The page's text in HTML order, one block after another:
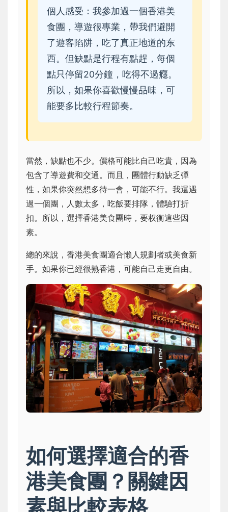
個人感受：我參加過一個香港美
食團，導遊很專業，帶我們避開
了遊客陷阱，吃了真正地道的东
西。但缺點是行程有點趕，每個
點只停留20分鐘，吃得不過癮。
所以，如果你喜歡慢慢品味，可
能要多比較行程節奏。
當然，缺點也不少。價格可能比自己吃貴，因為
包含了導遊費和交通。而且，團體行動缺乏彈
性，如果你突然想多待一會，可能不行。我還遇
過一個團，人數太多，吃飯要排隊，體驗打折
扣。所以，選擇香港美食團時，要权衡這些因
素。
總的來說，香港美食團適合懶人規劃者或美食新
手。如果你已經很熟香港，可能自己走更自由。
如何選擇適合的香
港美食團？關鍵因
素與比較表格